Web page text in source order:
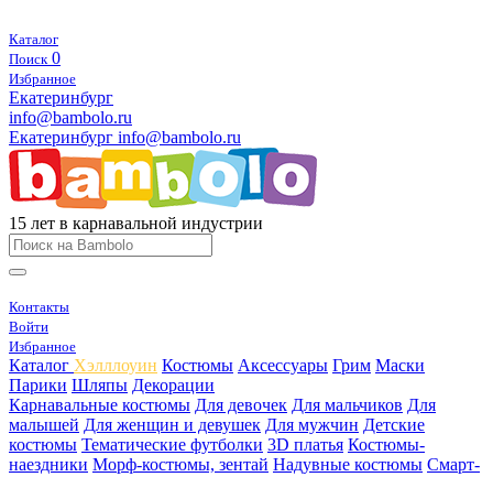
Каталог
Поиск 0
Избранное
Екатеринбург
info@bambolo.ru
Екатеринбург info@bambolo.ru
15 лет в карнавальной индустрии
Контакты
Войти
Избранное
Каталог Хэлллоуин Костюмы Аксессуары Грим Маски
Парики Шляпы Декорации
Карнавальные костюмы Для девочек Для мальчиков Для
малышей Для женщин и девушек Для мужчин Детские
костюмы Тематические футболки 3D платья Костюмы-
наездники Морф-костюмы, зентай Надувные костюмы Смарт-